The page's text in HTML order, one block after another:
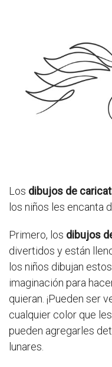
Los dibujos de
los niños les encanta
Primero, los dibujos
divertidos y están
los niños dibujan
imaginación para
quieran. ¡Pueden ser
cualquier color que
pueden agregarles
lunares.